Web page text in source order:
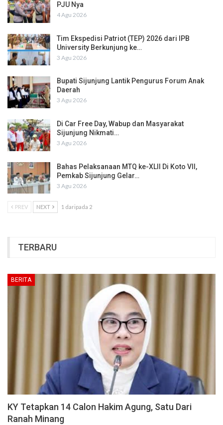
PJU Nya
4 Agu 2026
Tim Ekspedisi Patriot (TEP) 2026 dari IPB
University Berkunjung ke…
3 Agu 2026
Bupati Sijunjung Lantik Pengurus Forum Anak
Daerah
3 Agu 2026
Di Car Free Day, Wabup dan Masyarakat
Sijunjung Nikmati…
3 Agu 2026
Bahas Pelaksanaan MTQ ke-XLII Di Koto VII,
Pemkab Sijunjung Gelar…
3 Agu 2026
PREV NEXT 1 daripada 2
TERBARU
BERITA
KY Tetapkan 14 Calon Hakim Agung, Satu Dari
Ranah Minang